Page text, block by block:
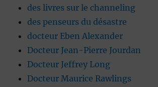
des livres sur le channeling
des penseurs du désastre
docteur Eben Alexander
Docteur Jean-Pierre Jourdan
Docteur Jeffrey Long
Docteur Maurice Rawlings